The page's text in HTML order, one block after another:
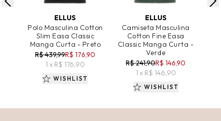
ADICIONAR AO CARRINHO
ELLUS
Polo Masculina Cotton
Slim Easa Classic
Manga Curta - Preto
R$ 439,99R$ 176,90
1 x R$ 176,90
WISHLIST
ADICIONAR AO CARRINHO
ELLUS
Camiseta Masculina
Cotton Fine Easa
Classic Manga Curta -
Verde
R$ 241,90R$ 146,90
1 x R$ 146,90
WISHLIST